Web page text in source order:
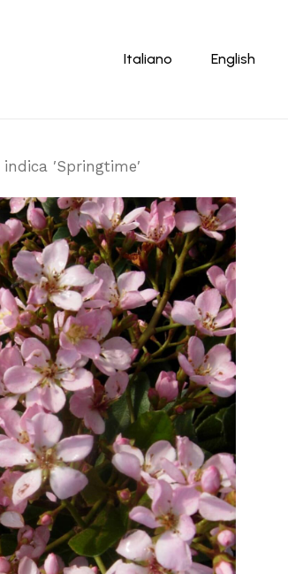
Italiano English
′Springtime′